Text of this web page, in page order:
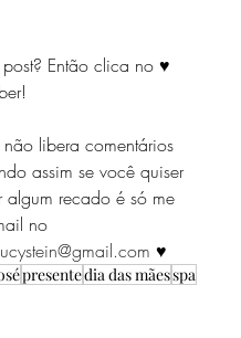
post? Então clica no ♥
libera comentários
assim se você quiser
algum recado é só me
no
♥
presentedia das mãesspa